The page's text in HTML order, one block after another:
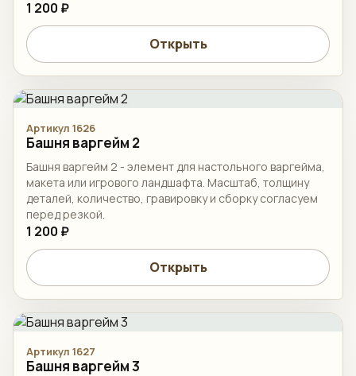
1 200 ₽
Открыть
Артикул 1626
Башня варгейм 2
Башня варгейм 2 - элемент для настольного варгейма,
макета или игрового ландшафта. Масштаб, толщину
деталей, количество, гравировку и сборку согласуем
перед резкой.
1 200 ₽
Открыть
Артикул 1627
Башня варгейм 3